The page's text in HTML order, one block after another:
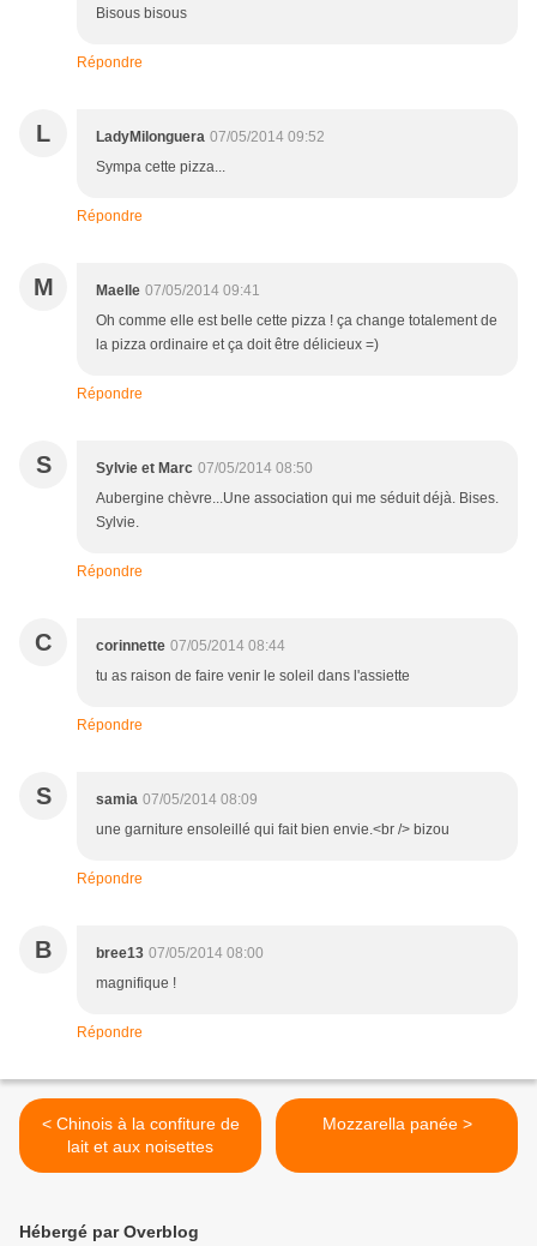
Bisous bisous
Répondre
L LadyMilonguera 07/05/2014 09:52
Sympa cette pizza...
Répondre
M Maelle 07/05/2014 09:41
Oh comme elle est belle cette pizza ! ça change totalement de
la pizza ordinaire et ça doit être délicieux =)
Répondre
S Sylvie et Marc 07/05/2014 08:50
Aubergine chèvre...Une association qui me séduit déjà. Bises.
Sylvie.
Répondre
C corinnette 07/05/2014 08:44
tu as raison de faire venir le soleil dans l'assiette
Répondre
S samia 07/05/2014 08:09
une garniture ensoleillé qui fait bien envie.<br /> bizou
Répondre
B bree13 07/05/2014 08:00
magnifique !
Répondre
< Chinois à la confiture de
lait et aux noisettes
Mozzarella panée >
Hébergé par Overblog